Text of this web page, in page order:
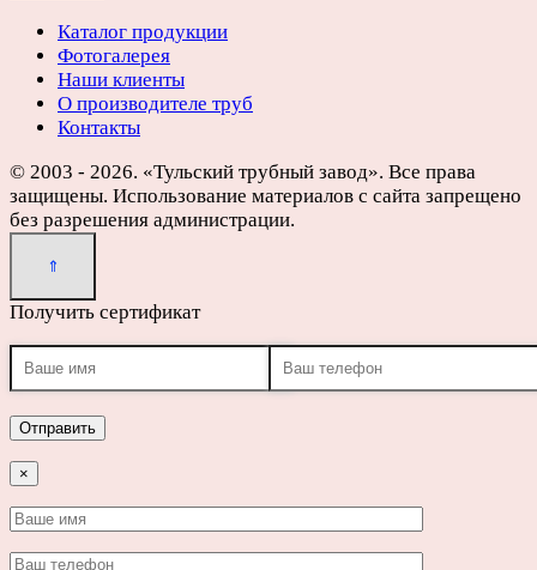
Каталог продукции
Фотогалерея
Наши клиенты
О производителе труб
Контакты
© 2003 - 2026. «Тульский трубный завод». Все права
защищены. Использование материалов с сайта запрещено
без разрешения администрации.
Получить сертификат
×